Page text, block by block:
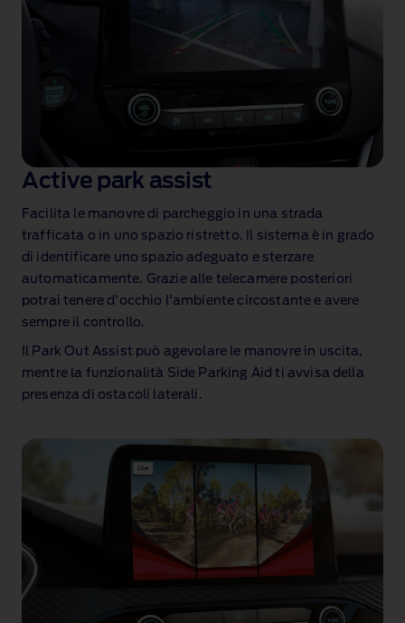
Active park assist
Facilita le manovre di parcheggio in una strada
trafficata o in uno spazio ristretto. Il sistema è in grado
di identificare uno spazio adeguato e sterzare
automaticamente. Grazie alle telecamere posteriori
potrai tenere d'occhio l'ambiente circostante e avere
sempre il controllo.
Il Park Out Assist può agevolare le manovre in uscita,
mentre la funzionalità Side Parking Aid ti avvisa della
presenza di ostacoli laterali.